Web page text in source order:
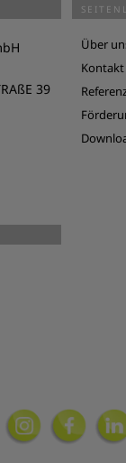
39
Über
Kontakt